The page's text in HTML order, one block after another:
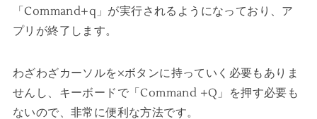
「Command+q」が実行されるようになっており、ア
プリが終了します。
わざわざカーソルを×ボタンに持っていく必要もありま
せんし、キーボードで「Command +Q」を押す必要も
ないので、非常に便利な方法です。